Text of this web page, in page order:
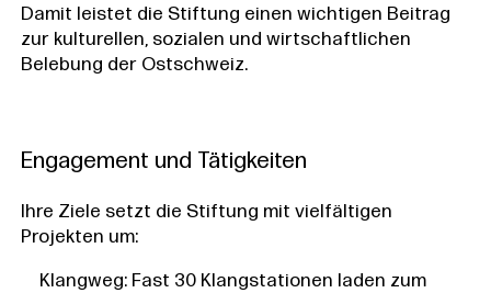
Damit leistet die Stiftung einen wichtigen Beitrag
zur kulturellen, sozialen und wirtschaftlichen
Belebung der Ostschweiz.
Engagement und Tätigkeiten
Ihre Ziele setzt die Stiftung mit vielfältigen
Projekten um:
Klangweg: Fast 30 Klangstationen laden zum